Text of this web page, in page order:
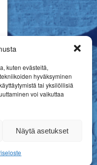
kuten evästeitä,
hyväksyminen
tai yksilöllisiä
voi vaikuttaa
Näytä asetukset